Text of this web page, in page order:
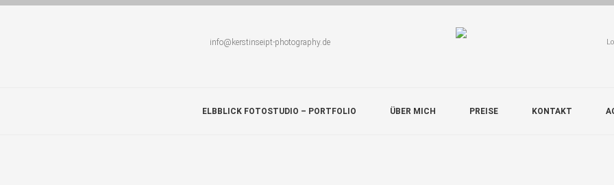
info@kerstinseipt-photography.de
ELBBLICK FOTOSTUDIO – PORTFOLIO ÜBER MICH PREISE KONTAKT